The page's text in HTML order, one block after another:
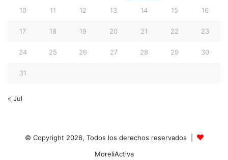
10 11 12 13 14 15 16
17 18 19 20 21 22 23
24 25 26 27 28 29 30
31
« Jul
© Copyright 2026, Todos los derechos reservados |
MoreliActiva